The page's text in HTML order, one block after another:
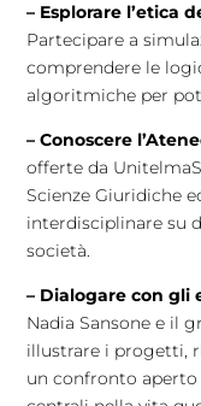
– Esplorare l’etica
Partecipare a
comprendere le
algoritmiche per
– Conoscere
offerte da
Scienze Giuridiche
interdisciplinare su
società.
– Dialogare con gli
Nadia Sansone e il
illustrare i progetti,
un confronto aperto